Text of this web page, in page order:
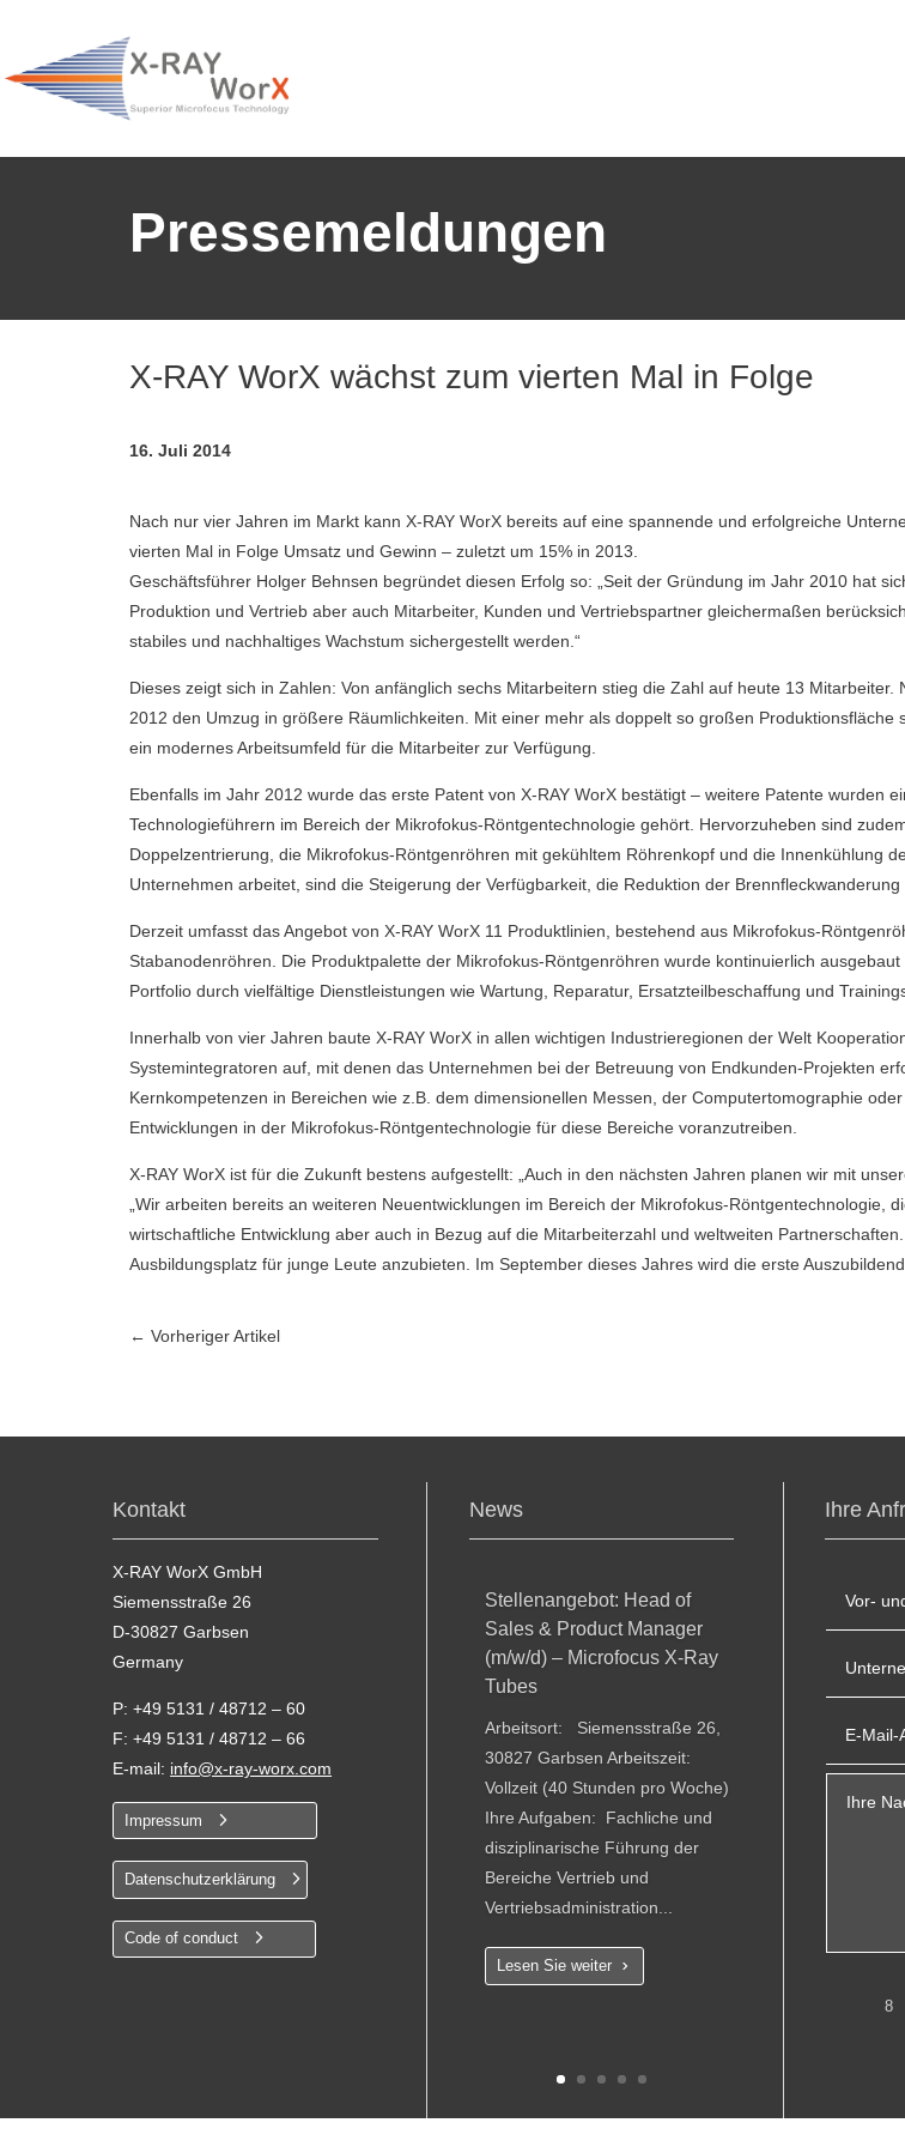
Pressemeldungen
X-RAY WorX wächst zum vierten Mal in Folge
16. Juli 2014
Nach nur vier Jahren im Markt kann X-RAY WorX bereits auf eine spannende und erfolgreiche
vierten Mal in Folge Umsatz und Gewinn – zuletzt um 15% in 2013.
Geschäftsführer Holger Behnsen begründet diesen Erfolg so: „Seit der Gründung im Jahr 2010 hat
Produktion und Vertrieb aber auch Mitarbeiter, Kunden und Vertriebspartner gleichermaßen
stabiles und nachhaltiges Wachstum sichergestellt werden.“
Dieses zeigt sich in Zahlen: Von anfänglich sechs Mitarbeitern stieg die Zahl auf heute 13
2012 den Umzug in größere Räumlichkeiten. Mit einer mehr als doppelt so großen
ein modernes Arbeitsumfeld für die Mitarbeiter zur Verfügung.
Ebenfalls im Jahr 2012 wurde das erste Patent von X-RAY WorX bestätigt – weitere Patente wurden
Technologieführern im Bereich der Mikrofokus-Röntgentechnologie gehört. Hervorzuheben sind
Doppelzentrierung, die Mikrofokus-Röntgenröhren mit gekühltem Röhrenkopf und die Innenkühlung
Unternehmen arbeitet, sind die Steigerung der Verfügbarkeit, die Reduktion der
Derzeit umfasst das Angebot von X-RAY WorX 11 Produktlinien, bestehend aus Mikrofokus-
Stabanodenröhren. Die Produktpalette der Mikrofokus-Röntgenröhren wurde kontinuierlich
Portfolio durch vielfältige Dienstleistungen wie Wartung, Reparatur, Ersatzteilbeschaffung und
Innerhalb von vier Jahren baute X-RAY WorX in allen wichtigen Industrieregionen der Welt
Systemintegratoren auf, mit denen das Unternehmen bei der Betreuung von Endkunden-Projekten
Kernkompetenzen in Bereichen wie z.B. dem dimensionellen Messen, der Computertomographie
Entwicklungen in der Mikrofokus-Röntgentechnologie für diese Bereiche voranzutreiben.
X-RAY WorX ist für die Zukunft bestens aufgestellt: „Auch in den nächsten Jahren planen wir mit
„Wir arbeiten bereits an weiteren Neuentwicklungen im Bereich der Mikrofokus-Röntgentechnologie,
wirtschaftliche Entwicklung aber auch in Bezug auf die Mitarbeiterzahl und weltweiten
Ausbildungsplatz für junge Leute anzubieten. Im September dieses Jahres wird die erste
← Vorheriger Artikel
Kontakt
X-RAY WorX GmbH
Siemensstraße 26
D-30827 Garbsen
Germany
P: +49 5131 / 48712 – 60
F: +49 5131 / 48712 – 66
E-mail: info@x-ray-worx.com
Impressum
Datenschutzerklärung
Code of conduct
News
Stellenangebot: Head of
Sales & Product Manager
(m/w/d) – Microfocus X-Ray
Tubes
Arbeitsort: Siemensstraße 26,
30827 Garbsen Arbeitszeit:
Vollzeit (40 Stunden pro Woche)
Ihre Aufgaben: Fachliche und
disziplinarische Führung der
Bereiche Vertrieb und
Vertriebsadministration...
Lesen Sie weiter
Ihre
8